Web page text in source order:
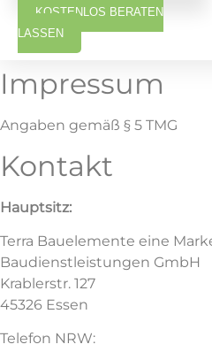
KOSTENLOS BERATEN
LASSEN
Impressum
Angaben gemäß § 5 TMG
Kontakt
Hauptsitz:
Terra Bauelemente eine
Baudienstleistungen GmbH
Krablerstr. 127
45326 Essen
Telefon NRW: